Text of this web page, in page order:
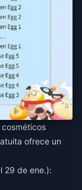
ofrece un
29 de ene.):